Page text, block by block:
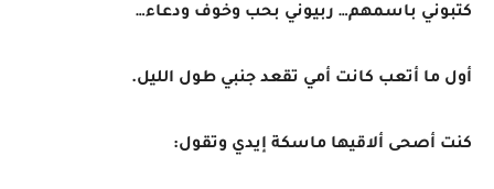
كتبوني باسمهم… ربيوني بحب وخوف ودعاء…
أول ما أتعب كانت أمي تقعد جنبي طول الليل.
كنت أصحى ألاقيها ماسكة إيدي وتقول: